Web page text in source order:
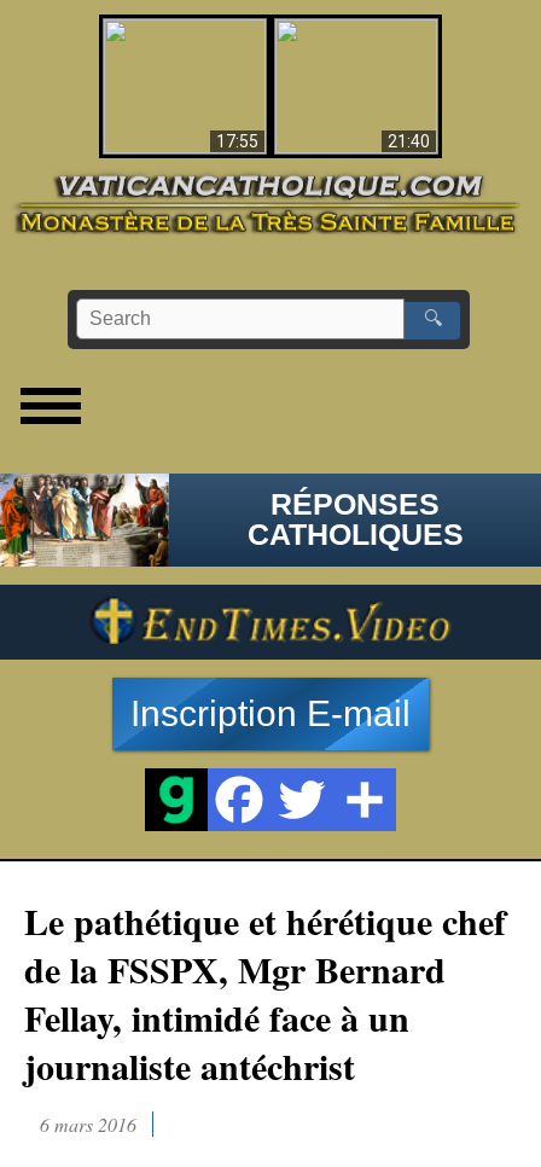
17:55
21:40
🔍
RÉPONSES
CATHOLIQUES
Inscription E-mail
Le pathétique et hérétique chef
de la FSSPX, Mgr Bernard
Fellay, intimidé face à un
journaliste antéchrist
6 mars 2016